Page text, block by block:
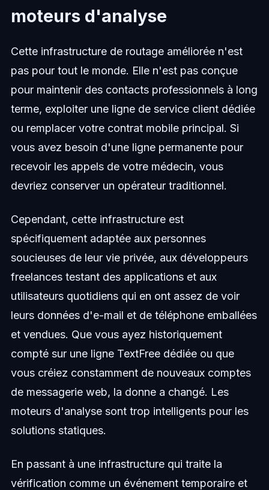
moteurs d'analyse
Cette infrastructure de routage améliorée n'est
pas pour tout le monde. Elle n'est pas conçue
pour maintenir des contacts professionnels à long
terme, exploiter une ligne de service client dédiée
ou remplacer votre contrat mobile principal. Si
vous avez besoin d'une ligne permanente pour
recevoir les appels de votre médecin, vous
devriez conserver un opérateur traditionnel.
Cependant, cette infrastructure est
spécifiquement adaptée aux personnes
soucieuses de leur vie privée, aux développeurs
freelances testant des applications et aux
utilisateurs quotidiens qui en ont assez de voir
leurs données d'e-mail et de téléphone emballées
et vendues. Que vous ayez historiquement
compté sur une ligne TextFree dédiée ou que
vous créiez constamment de nouveaux comptes
de messagerie web, la donne a changé. Les
moteurs d'analyse sont trop intelligents pour les
solutions statiques.
En passant à une infrastructure qui traite la
vérification comme un événement temporaire et